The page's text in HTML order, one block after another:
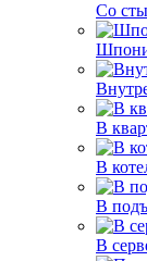
Со
В
В
В
В